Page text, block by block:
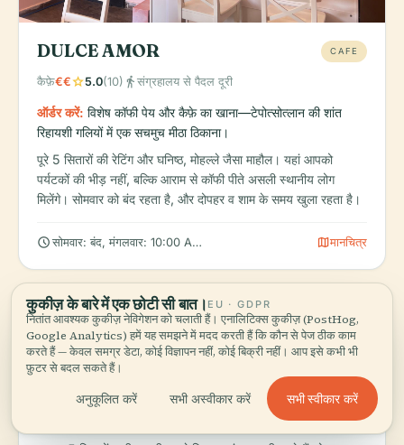
DULCE AMOR CAFE
कैफ़े€€star5.0(10) directions_walk संग्रहालय से पैदल दूरी
ऑर्डर करें: विशेष कॉफी पेय और कैफ़े का खाना—टेपोत्सोत्लान की शांत
रिहायशी गलियों में एक सचमुच मीठा ठिकाना।
पूरे 5 सितारों की रेटिंग और घनिष्ठ, मोहल्ले जैसा माहौल। यहां आपको
पर्यटकों की भीड़ नहीं, बल्कि आराम से कॉफी पीते असली स्थानीय लोग
मिलेंगे। सोमवार को बंद रहता है, और दोपहर व शाम के समय खुला रहता है।
schedule सोमवार: बंद, मंगलवार: 10:00 AM – 9:00 PM, बुधवार: 10:00 AM – 9:00
mapमानचित्र
Tacos Borrachos LOCAL FAVORITE
टाकोस और मैक्सिकन स्ट्रीट फूड€€star5.0(1)directions_walkसंग्रहालय से पैदल दूरी
टाकोस बोऱ्राचोस (बीयर में बने टाकोस)—एक स्थानीय विशेषता,
जिसमें मांस को बीयर के साथ मेरिनेट करके पकाया जाता है, और ताज़ी
कुकीज़ के बारे में एक छोटी सी बात। EU · GDPR
नितांत आवश्यक कुकीज़ नेविगेशन को चलाती हैं। एनालिटिक्स कुकीज़ (PostHog,
Google Analytics) हमें यह समझने में मदद करती हैं कि कौन से पेज ठीक काम
करते हैं — केवल समग्र डेटा, कोई विज्ञापन नहीं, कोई बिक्री नहीं। आप इसे कभी भी
फ़ुटर से बदल सकते हैं।
अनुकूलित करें सभी अस्वीकार करें सभी स्वीकार करें